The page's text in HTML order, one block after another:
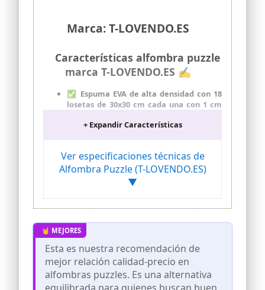
Marca: T-LOVENDO.ES
Características alfombra puzzle
marca T-LOVENDO.ES ✍
✅ Espuma EVA de alta densidad con 18
losetas de 30x30 cm cada una con 1 cm
gruesa, duradera y acolchada, ideal para
proteger tanto a las personas como al
suelo.
✅ Sistema de encaje tipo puzzle para
instalación rápida y adaptable: Gracias a
su diseño modular con bordes en forma
Puedes ajustar el tamaño de la
superficie según el espacio disponible,
ya sea en casa, gimnasio, taller o
habitación infantil. Son ampliables,
recortables y reutilizables.
✅ Superficie antideslizante,
+ Expandir Características
Ver especificaciones técnicas de
Alfombra Puzzle (T-LOVENDO.ES)
▼
Esta es nuestra recomendación de
mejor relación calidad-precio en
alfombras puzzles. Es una alternativa